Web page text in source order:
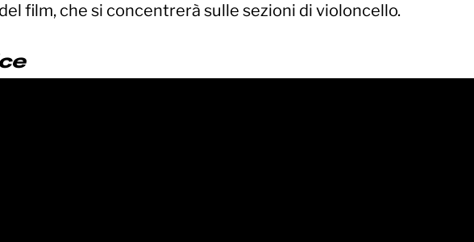
film, che si concentrerà sulle sezioni di violoncello.